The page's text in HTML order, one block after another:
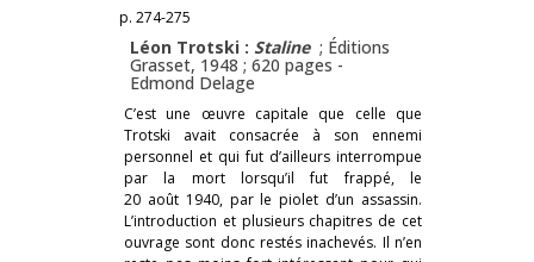
p. 274-275
Léon Trotski : Staline ; Éditions
Grasset, 1948 ; 620 pages -
Edmond Delage
C’est une œuvre capitale que celle que
Trotski avait consacrée à son ennemi
personnel et qui fut d’ailleurs interrompue
par la mort lorsqu’il fut frappé, le
20 août 1940, par le piolet d’un assassin.
L’introduction et plusieurs chapitres de cet
ouvrage sont donc restés inachevés. Il n’en